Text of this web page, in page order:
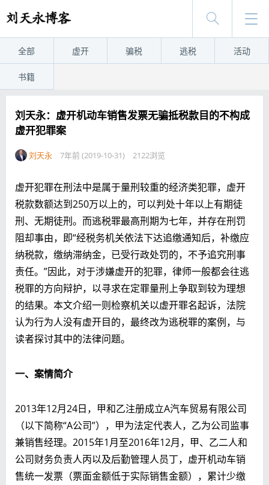
全部 虚开 骗税 逃税 活动
书籍
刘天永：虚开机动车销售发票无骗抵税款目的不构成
虚开犯罪案
刘天永 7年前 (2019-10-31) 2122浏览
虚开犯罪在刑法中是属于量刑较重的经济类犯罪，虚开
税款数额达到250万以上的，可以判处十年以上有期徒
刑、无期徒刑。而逃税罪最高刑期为七年，并存在刑罚
阻却事由，即“经税务机关依法下达追缴通知后，补缴应
纳税款，缴纳滞纳金，已受行政处罚的，不予追究刑事
责任。”因此，对于涉嫌虚开的犯罪，律师一般都会往逃
税罪的方向辩护，以寻求在定罪量刑上争取到较为理想
的结果。本文介绍一则检察机关以虚开罪名起诉，法院
认为行为人没有虚开目的，最终改为逃税罪的案例，与
读者探讨其中的法律问题。
一、案情简介
2013年12月24日，甲和乙注册成立A汽车贸易有限公司
（以下简称“A公司”），甲为法定代表人，乙为公司监事
兼销售经理。2015年1月至2016年12月，甲、乙二人和
公司财务负责人丙以及后勤管理人员丁，虚开机动车销
售统一发票（票面金额低于实际销售金额），累计少缴